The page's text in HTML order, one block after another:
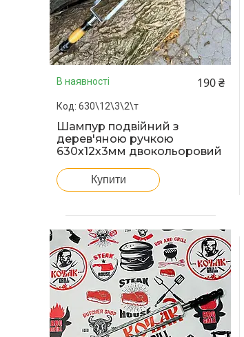
В наявності 190 ₴
630\12\3\2\т
Шампур подвійний з
дерев'яною ручкою
630х12х3мм двокольоровий
Купити